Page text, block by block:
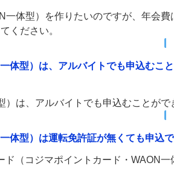
体型）を作りたいのですが、年会費
ください。
体型）は、アルバイトでも申込むこ
は、アルバイトでも申込むことがで
体型）は運転免許証が無くても申込
（コジマポイントカード・WAON一